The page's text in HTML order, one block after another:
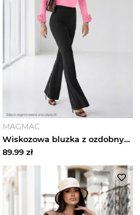
MAGMAC
Wiskozowa bluzka z ozdobnym kwiatem na rękawie LONI - pudrowy róż magmac
89.99 zł